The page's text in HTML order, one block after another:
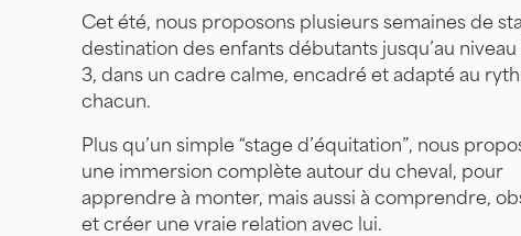
Cet été, nous proposons plusieurs semaines de
destination des enfants débutants jusqu’au niveau
3, dans un cadre calme, encadré et adapté au
chacun.
Plus qu’un simple “stage d’équitation”, nous
une immersion complète autour du cheval, pour
apprendre à monter, mais aussi à comprendre,
et créer une vraie relation avec lui.